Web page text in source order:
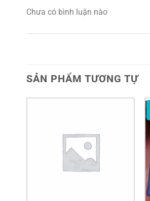
Chưa có bình luận nào
SẢN PHẨM TƯƠNG TỰ